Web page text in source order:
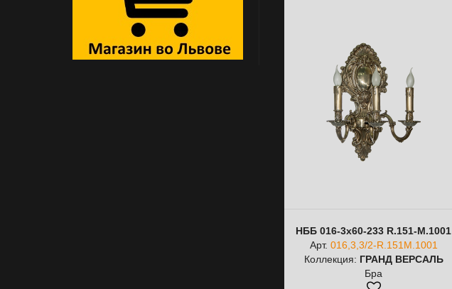
НББ 016-3х60-233 R.151-М.1001
Арт. 016,3,3/2-R.151М.1001
Коллекция: ГРАНД ВЕРСАЛЬ
Бра